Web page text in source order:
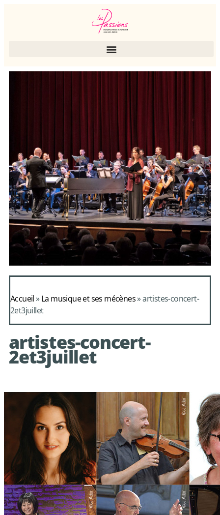
Alcimadure de
avec le choeur de
chambre Les Eléments
Accueil»La musique et ses mécènes»artistes-concert-
2et3juillet
artistes-concert-
2et3juillet